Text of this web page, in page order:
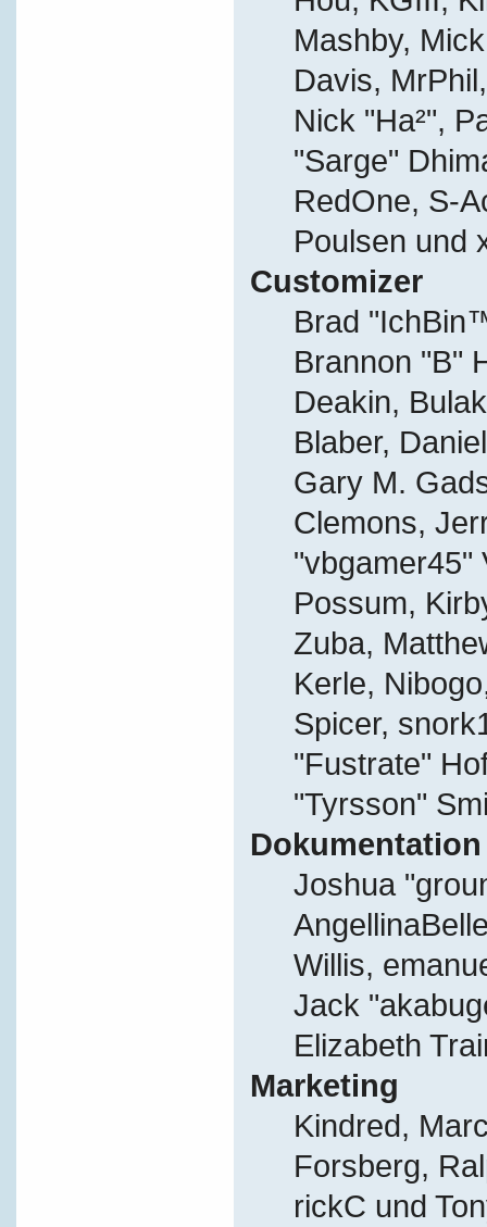
Mashby,
Davis,
Nick "Ha²",
"Sarge"
RedOne, S-
Poulsen und
Customizer
Brad
Brannon "B"
Deakin,
Blaber,
Gary M.
Clemons,
"vbgamer45"
Possum,
Zuba,
Kerle,
Spicer,
"Fustrate"
"Tyrsson"
Dokumentation
Joshua
Willis,
Jack
Elizabeth
Marketing
Kindred,
Forsberg,
rickC und